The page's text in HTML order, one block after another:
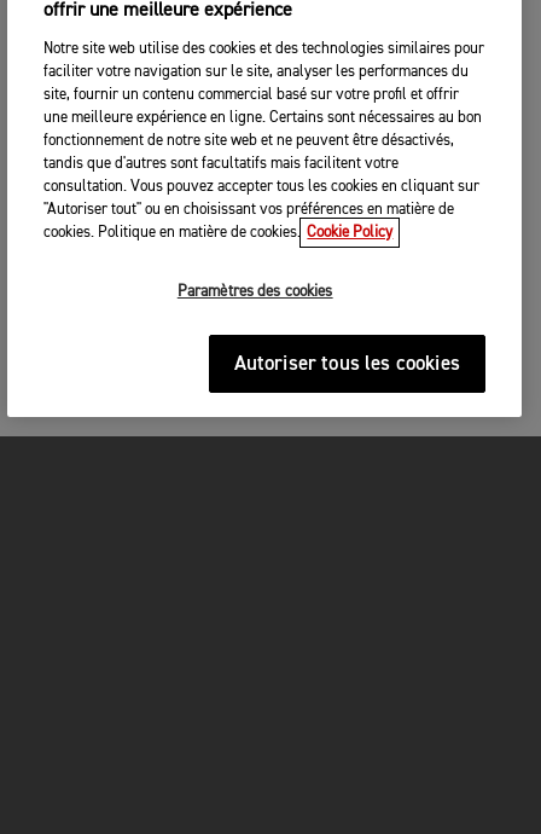
offrir une meilleure expérience
Notre site web utilise des cookies et des technologies similaires pour
faciliter votre navigation sur le site, analyser les performances du
site, fournir un contenu commercial basé sur votre profil et offrir
une meilleure expérience en ligne. Certains sont nécessaires au bon
fonctionnement de notre site web et ne peuvent être désactivés,
tandis que d'autres sont facultatifs mais facilitent votre
consultation. Vous pouvez accepter tous les cookies en cliquant sur
"Autoriser tout" ou en choisissant vos préférences en matière de
cookies. Politique en matière de cookies. Cookie Policy
Paramètres des cookies
Autoriser tous les cookies